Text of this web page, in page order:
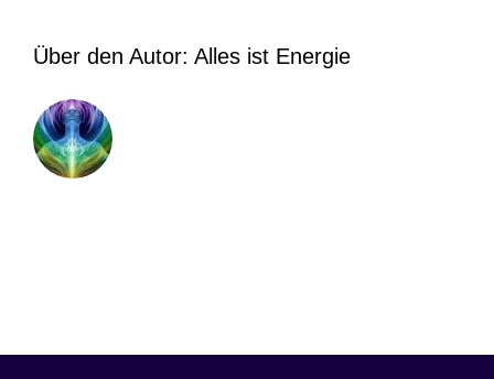
Über den Autor: Alles ist Energie